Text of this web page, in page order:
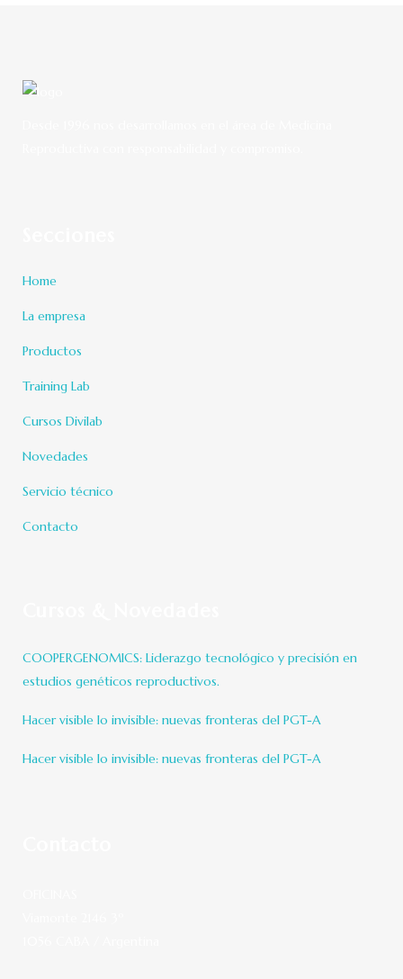
Home
La empresa
Productos
Training Lab
Cursos Divilab
Novedades
Servicio técnico
Contacto
COOPERGENOMICS: Liderazgo tecnológico y precisión en
estudios genéticos reproductivos.
Hacer visible lo invisible: nuevas fronteras del PGT-A
Hacer visible lo invisible: nuevas fronteras del PGT-A